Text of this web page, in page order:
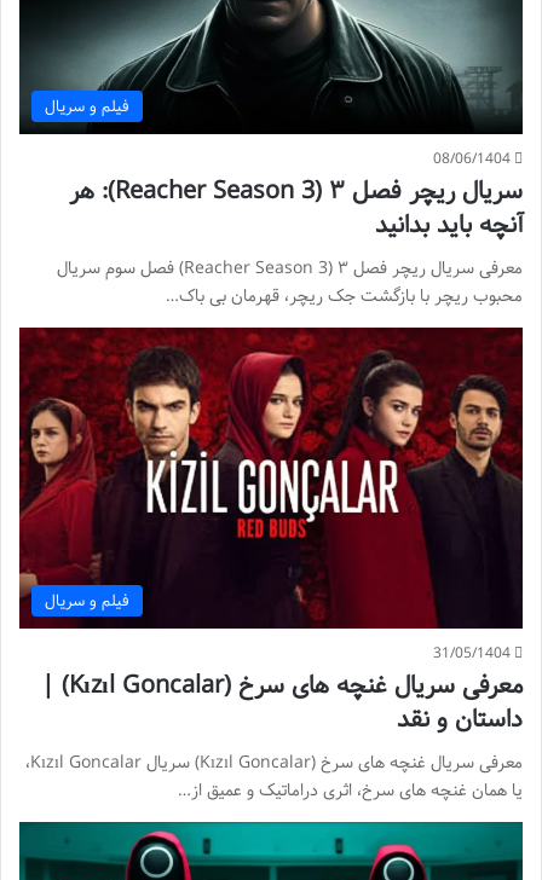
فیلم و سریال
08/06/1404
سریال ریچر فصل ۳ (Reacher Season 3): هر
آنچه باید بدانید
معرفی سریال ریچر فصل ۳ (Reacher Season 3) فصل سوم سریال
محبوب ریچر با بازگشت جک ریچر، قهرمان بی باک…
فیلم و سریال
31/05/1404
معرفی سریال غنچه های سرخ (Kızıl Goncalar) |
داستان و نقد
معرفی سریال غنچه های سرخ (Kızıl Goncalar) سریال Kızıl Goncalar،
یا همان غنچه های سرخ، اثری دراماتیک و عمیق از…